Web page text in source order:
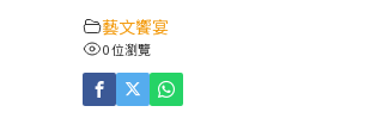
藝文饗宴
0 位瀏覽